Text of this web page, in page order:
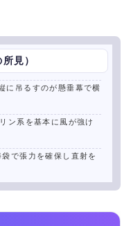
見）
に吊るすのが懸垂幕で横
ン系を基本に風が強け
袋で張力を確保し直射を